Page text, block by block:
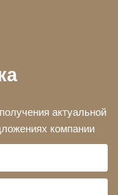
актуальной
компании